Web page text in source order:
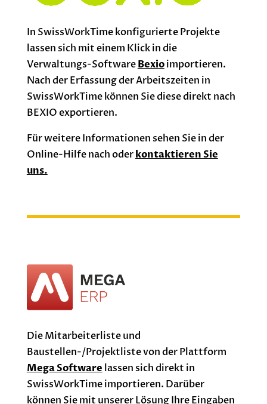
In SwissWorkTime konfigurierte Projekte
lassen sich mit einem Klick in die
Verwaltungs-SoftwareBexioimportieren.
Nach der Erfassung der Arbeitszeiten in
SwissWorkTime können Sie diese direkt nach
BEXIO exportieren.
Für weitere Informationen sehen Sie in der
Online-Hilfe nach oderkontaktieren Sie
uns.
Die Mitarbeiterliste und
Baustellen-/Projektliste von der Plattform
Mega Software lassen sich direkt in
SwissWorkTime importieren. Darüber
können Sie mit unserer Lösung Ihre Eingaben